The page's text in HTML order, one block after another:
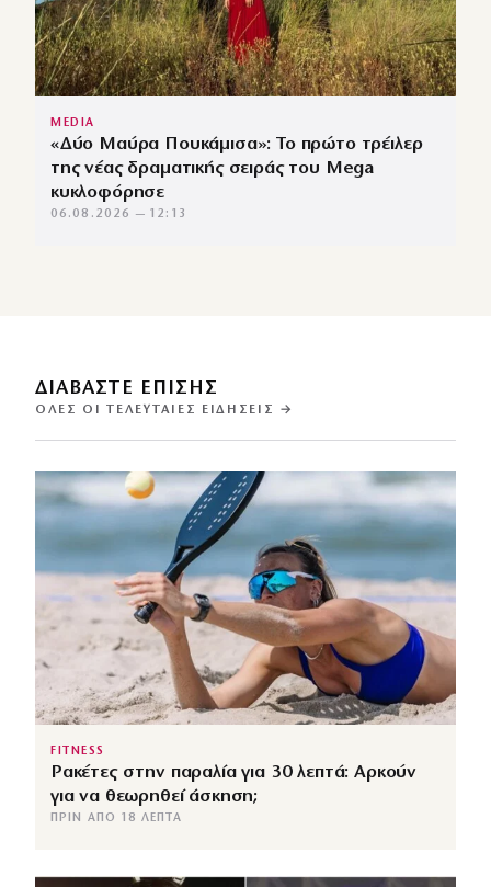
MEDIA
«Δύο Μαύρα Πουκάμισα»: Το πρώτο τρέιλερ
της νέας δραματικής σειράς του Mega
κυκλοφόρησε
06.08.2026 — 12:13
ΔΙΑΒΑΣΤΕ ΕΠΙΣΗΣ
ΌΛΕΣ ΟΙ ΤΕΛΕΥΤΑΊΕΣ ΕΙΔΉΣΕΙΣ →
FITNESS
Ρακέτες στην παραλία για 30 λεπτά: Αρκούν
για να θεωρηθεί άσκηση;
ΠΡΙΝ ΑΠΌ 18 ΛΕΠΤΆ